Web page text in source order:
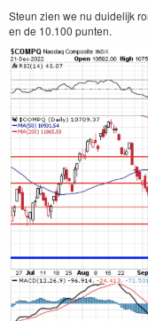
Steun zien we nu duidelijk
en de 10.100 punten.